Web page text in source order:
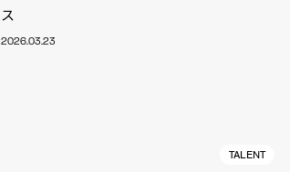
ス
2026.03.23
TALENT